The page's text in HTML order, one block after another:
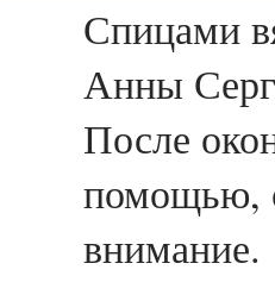
Спицами
Анны
После
помощью,
внимание.